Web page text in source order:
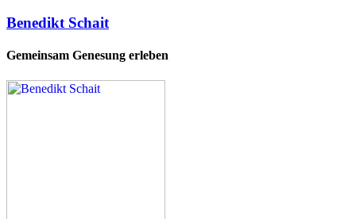
Benedikt Schait
Gemeinsam Genesung erleben